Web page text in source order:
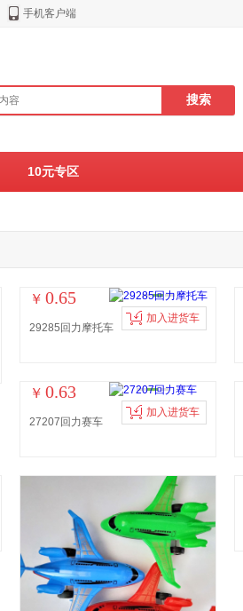
手机客户端
10元专区
￥ 0.65
加入进货车
29285回力摩托车
￥ 0.63
加入进货车
27207回力赛车